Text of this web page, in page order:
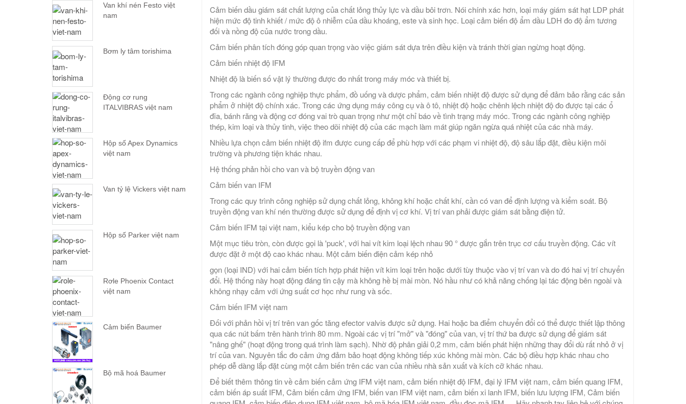
Cảm biến dầu giám sát chất lượng của chất lỏng thủy lực và dầu bôi trơn. Nói chính xác hơn, loại máy giám sát hạt LDP phát
hiện mức độ tinh khiết / mức độ ô nhiễm của dầu khoáng, este và sinh học. Loại cảm biến độ ẩm dầu LDH đo độ ẩm tương
đối và nồng độ của nước trong dầu.
Cảm biến phân tích đóng góp quan trọng vào việc giám sát dựa trên điều kiện và tránh thời gian ngừng hoạt động.
Cảm biến nhiệt độ IFM
Nhiệt độ là biến số vật lý thường được đo nhất trong máy móc và thiết bị.
Trong các ngành công nghiệp thực phẩm, đồ uống và dược phẩm, cảm biến nhiệt độ được sử dụng để đảm bảo rằng các sản
phẩm ở nhiệt độ chính xác. Trong các ứng dụng máy công cụ và ô tô, nhiệt độ hoặc chênh lệch nhiệt độ đo được tại các ổ
đĩa, bánh răng và động cơ đóng vai trò quan trọng như một chỉ báo về tình trạng máy móc. Trong các ngành công nghiệp
thép, kim loại và thủy tinh, việc theo dõi nhiệt độ của các mạch làm mát giúp ngăn ngừa quá nhiệt của các nhà máy.
Nhiều lựa chọn cảm biến nhiệt độ ifm được cung cấp để phù hợp với các phạm vi nhiệt độ, độ sâu lắp đặt, điều kiện môi
trường và phương tiện khác nhau.
Hệ thống phản hồi cho van và bộ truyền động van
Cảm biến van IFM
Trong các quy trình công nghiệp sử dụng chất lỏng, không khí hoặc chất khí, cần có van để định lượng và kiểm soát. Bộ
truyền động van khí nén thường được sử dụng để định vị cơ khí. Vị trí van phải được giám sát bằng điện tử.
Cảm biến IFM tại việt nam, kiểu kép cho bộ truyền động van
Một mục tiêu tròn, còn được gọi là 'puck', với hai vít kim loại lệch nhau 90 ° được gắn trên trục cơ cấu truyền động. Các vít
được đặt ở một độ cao khác nhau. Một cảm biến điện cảm kép nhỏ
gọn (loại IND) với hai cảm biến tích hợp phát hiện vít kim loại trên hoặc dưới tùy thuộc vào vị trí van và do đó hai vị trí chuyển
đổi. Hệ thống này hoạt động đáng tin cậy mà không hề bị mài mòn. Nó hầu như có khả năng chống lại tác động bên ngoài và
không nhạy cảm với ứng suất cơ học như rung và sốc.
Cảm biến IFM việt nam
Đối với phản hồi vị trí trên van gốc tăng efector valvis được sử dụng. Hai hoặc ba điểm chuyển đổi có thể được thiết lập thông
qua các nút bấm trên hành trình 80 mm. Ngoài các vị trí "mở" và "đóng" của van, vị trí thứ ba được sử dụng để giám sát
"nâng ghế" (hoạt động trong quá trình làm sạch). Nhờ độ phân giải 0,2 mm, cảm biến phát hiện những thay đổi dù rất nhỏ ở vị
trí của van. Nguyên tắc đo cảm ứng đảm bảo hoạt động không tiếp xúc không mài mòn. Các bộ điều hợp khác nhau cho
phép dễ dàng lắp đặt cùng một cảm biến trên các van của nhiều nhà sản xuất và kích cỡ khác nhau.
Để biết thêm thông tin về cảm biến cảm ứng IFM việt nam, cảm biến nhiệt độ IFM, đại lý IFM việt nam, cảm biến quang IFM,
cảm biến áp suất IFM, Cảm biến cảm ứng IFM, biến van IFM việt nam, cảm biến xi lanh IFM, biến lưu lượng IFM, Cảm biến
Van khí nén Festo việt
nam
Bơm ly tâm torishima
Động cơ rung
ITALVIBRAS việt nam
Hộp số Apex Dynamics
việt nam
Van tỷ lệ Vickers việt nam
Hộp số Parker việt nam
Rơle Phoenix Contact
việt nam
Cảm biến Baumer
Bộ mã hoá Baumer